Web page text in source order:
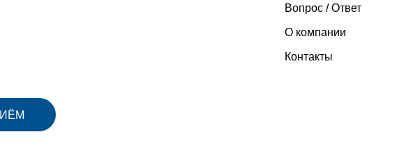
Вопрос / Ответ
О компании
Контакты